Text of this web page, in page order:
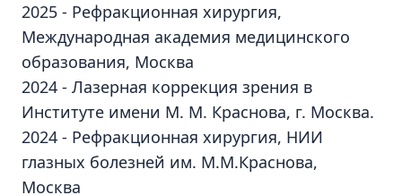
2025 - Рефракционная хирургия,
Международная академия медицинского
образования, Москва
2024 - Лазерная коррекция зрения в
Институте имени М. М. Краснова, г. Москва.
2024 - Рефракционная хирургия, НИИ
глазных болезней им. М.М.Краснова,
Москва